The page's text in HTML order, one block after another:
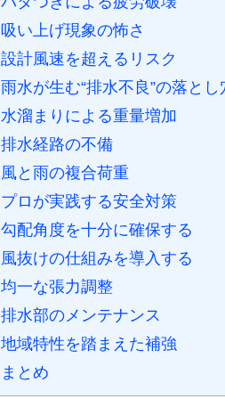
吸い上げ現象の怖さ
設計風速を超えるリスク
雨水が生む“排水不良”の落とし
水溜まりによる重量増加
排水経路の不備
風と雨の複合荷重
プロが実践する安全対策
勾配角度を十分に確保する
風抜けの仕組みを導入する
均一な張力調整
排水部のメンテナンス
地域特性を踏まえた補強
まとめ